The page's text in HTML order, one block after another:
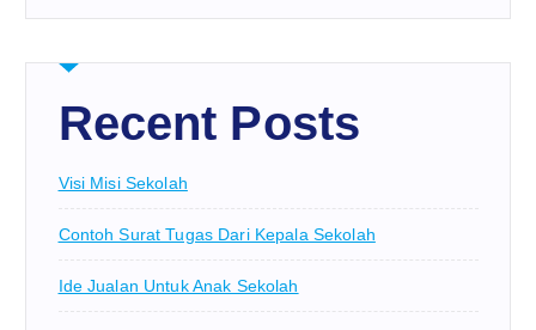
Recent Posts
Visi Misi Sekolah
Contoh Surat Tugas Dari Kepala Sekolah
Ide Jualan Untuk Anak Sekolah